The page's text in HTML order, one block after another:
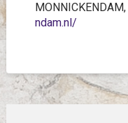
MONNICKENDAM,
ndam.nl/